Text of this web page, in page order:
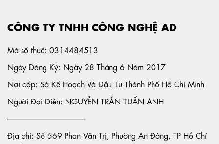
CÔNG TY TNHH CÔNG NGHỆ AD
Mã số thuế: 0314484513
Ngày Đăng Ký: Ngày 28 Tháng 6 Năm 2017
Nơi cấp: Sở Kế Hoạch Và Đầu Tư Thành Phố Hồ Chí Minh
Người Đại Diện: NGUYỄN TRẦN TUẤN ANH
-----------------------------------------------------
Địa chỉ: Số 569 Phan Văn Trị, Phường An Đông, TP Hồ Chí